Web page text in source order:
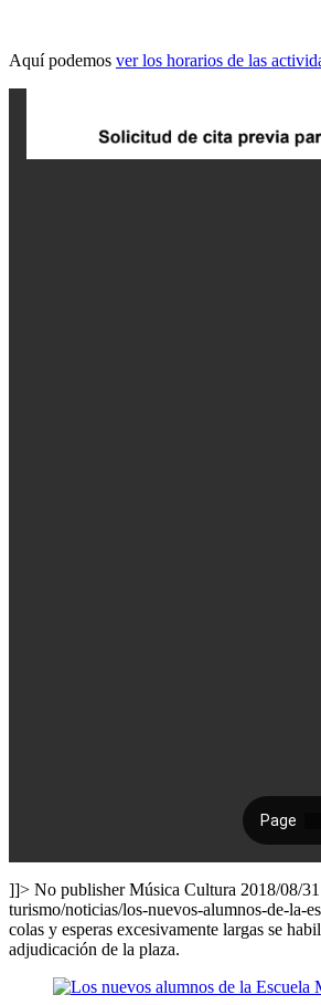
Aquí podemos ver los horarios de las
]]> No publisher Música Cultura 2018/08/
turismo/noticias/los-nuevos-alumnos-de-la-
colas y esperas excesivamente largas se
adjudicación de la plaza.